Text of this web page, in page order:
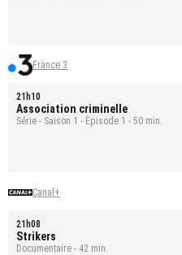
France 3
21h10
Association criminelle
Série - Saison 1 - Épisode 1 - 50 min.
Canal+
21h08
Strikers
Documentaire - 42 min.